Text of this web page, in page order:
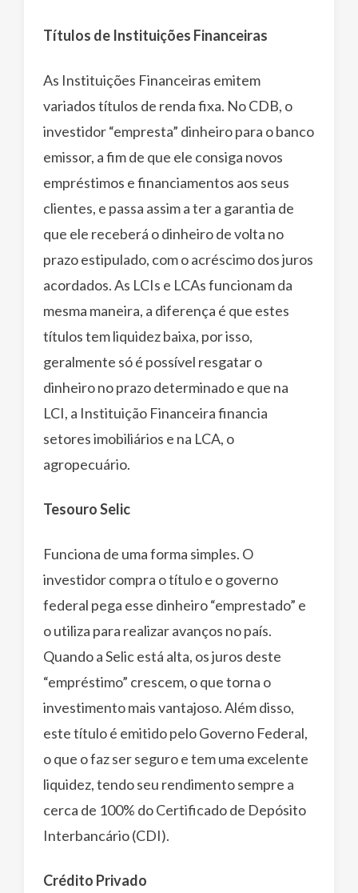
Títulos de Instituições Financeiras
As Instituições Financeiras emitem
variados títulos de renda fixa. No CDB, o
investidor “empresta” dinheiro para o banco
emissor, a fim de que ele consiga novos
empréstimos e financiamentos aos seus
clientes, e passa assim a ter a garantia de
que ele receberá o dinheiro de volta no
prazo estipulado, com o acréscimo dos juros
acordados. As LCIs e LCAs funcionam da
mesma maneira, a diferença é que estes
títulos tem liquidez baixa, por isso,
geralmente só é possível resgatar o
dinheiro no prazo determinado e que na
LCI, a Instituição Financeira financia
setores imobiliários e na LCA, o
agropecuário.
Tesouro Selic
Funciona de uma forma simples. O
investidor compra o título e o governo
federal pega esse dinheiro “emprestado” e
o utiliza para realizar avanços no país.
Quando a Selic está alta, os juros deste
“empréstimo” crescem, o que torna o
investimento mais vantajoso. Além disso,
este título é emitido pelo Governo Federal,
o que o faz ser seguro e tem uma excelente
liquidez, tendo seu rendimento sempre a
cerca de 100% do Certificado de Depósito
Interbancário (CDI).
Crédito Privado